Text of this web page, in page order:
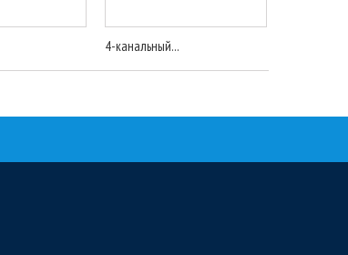
4-канальный...